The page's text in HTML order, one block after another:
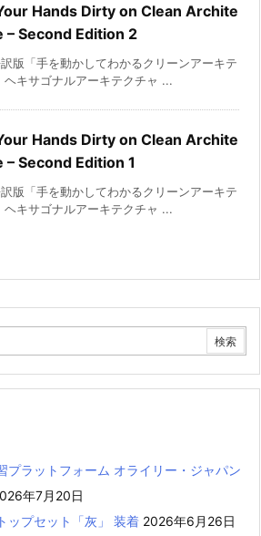
Hands Dirty on Clean Archite
– Second Edition 2
版「手を動かしてわかるクリーンアーキテ
ヘキサゴナルアーキテクチャ ...
Hands Dirty on Clean Archite
– Second Edition 1
版「手を動かしてわかるクリーンアーキテ
ヘキサゴナルアーキテクチャ ...
プラットフォーム オライリー・ジャパン
年7月20日
ップセット「灰」 装着 2026年6月26日